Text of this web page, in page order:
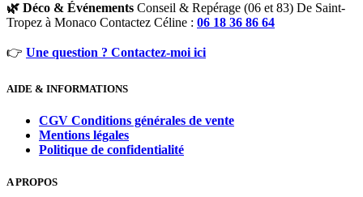
🌿 Déco & Événements Conseil & Repérage (06 et 83) De Saint-
Tropez à Monaco Contactez Céline : 06 18 36 86 64
👉 Une question ? Contactez-moi ici
AIDE & INFORMATIONS
CGV Conditions générales de vente
Mentions légales
Politique de confidentialité
A PROPOS